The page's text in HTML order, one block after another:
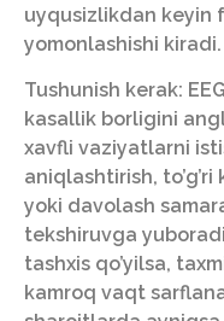
uyqusizlikdan keyin
yomonlashishi kiradi.
Tushunish kerak:
kasallik borligini
xavfli vaziyatlarni
aniqlashtirish,
yoki davolash
tekshiruvga
tashxis qo’yilsa,
kamroq vaqt